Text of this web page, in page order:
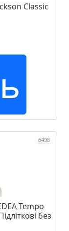
Classic
6498
Tempo
без